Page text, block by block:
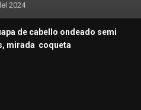
2024
de cabello ondeado semi
mirada coqueta